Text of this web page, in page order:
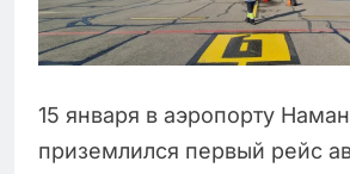
15 января в аэропорту
приземлился первый рейс